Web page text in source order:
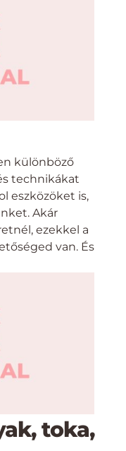
különböző
technikákat
eszközöket is,
Akár
ezekkel a
van. És
toka,